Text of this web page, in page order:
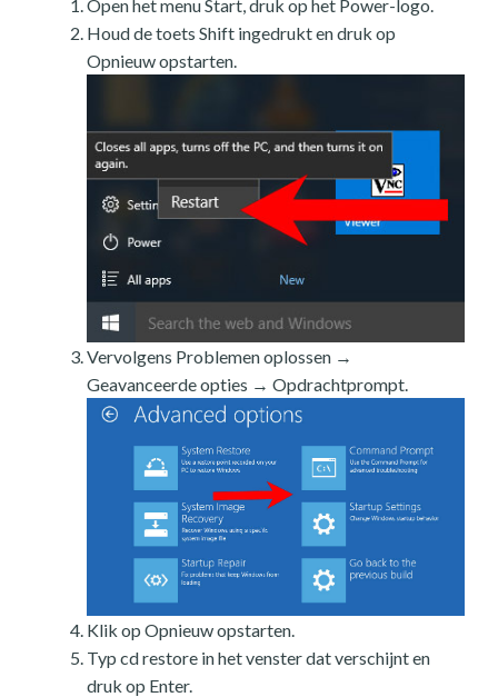
Open het menu Start, druk op het Power-logo.
Houd de toets Shift ingedrukt en druk op
Opnieuw opstarten.
Vervolgens Problemen oplossen →
Geavanceerde opties → Opdrachtprompt.
Klik op Opnieuw opstarten.
Typ cd restore in het venster dat verschijnt en
druk op Enter.